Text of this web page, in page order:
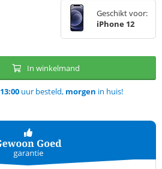
Geschikt voor:
iPhone 12
In winkelmand
13:00uur besteld, morgen in huis!